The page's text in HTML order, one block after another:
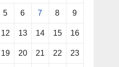
5 6 7 8 9
12 13 14 15 16
19 20 21 22 23